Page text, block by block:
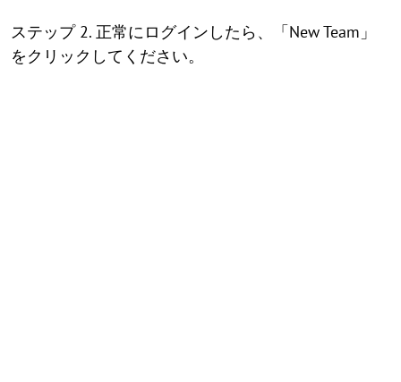
ステップ 2. 正常にログインしたら、「New Team」
をクリックしてください。